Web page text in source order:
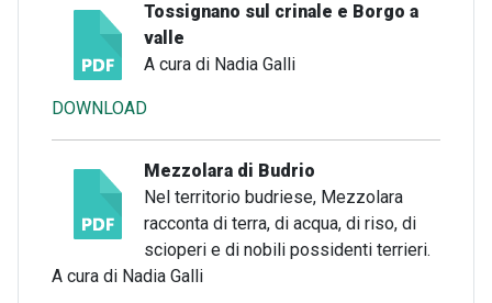
Tossignano sul crinale e Borgo a
valle
A cura di Nadia Galli
DOWNLOAD
Mezzolara di Budrio
Nel territorio budriese, Mezzolara
racconta di terra, di acqua, di riso, di
scioperi e di nobili possidenti terrieri.
A cura di Nadia Galli